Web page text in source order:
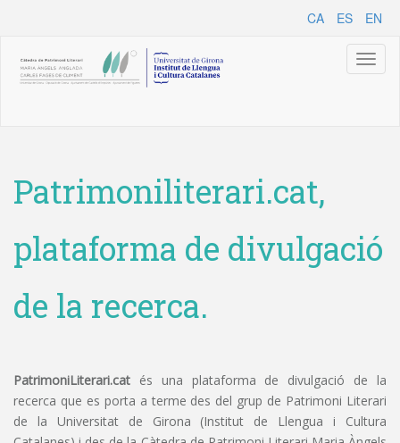
CA ES EN
Patrimoniliterari.cat,
plataforma de divulgació
de la recerca.
PatrimoniLiterari.cat és una plataforma de divulgació de la
recerca que es porta a terme des del grup de Patrimoni Literari
de la Universitat de Girona (Institut de Llengua i Cultura